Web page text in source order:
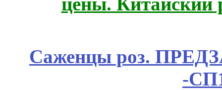
Саженцы роз.
-